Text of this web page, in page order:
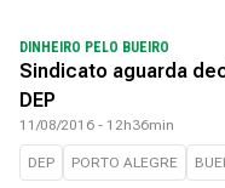
DINHEIRO PELO BUEIRO
Sindicato aguarda
DEP
11/08/2016 - 12h36min
DEP PORTO ALEGRE